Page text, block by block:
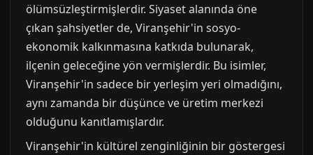
ölümsüzleştirmişlerdir. Siyaset alanında öne
çıkan şahsiyetler de, Viranşehir'in sosyo-
ekonomik kalkınmasına katkıda bulunarak,
ilçenin geleceğine yön vermişlerdir. Bu isimler,
Viranşehir'in sadece bir yerleşim yeri olmadığını,
aynı zamanda bir düşünce ve üretim merkezi
olduğunu kanıtlamışlardır.
Viranşehir'in kültürel zenginliğinin bir göstergesi